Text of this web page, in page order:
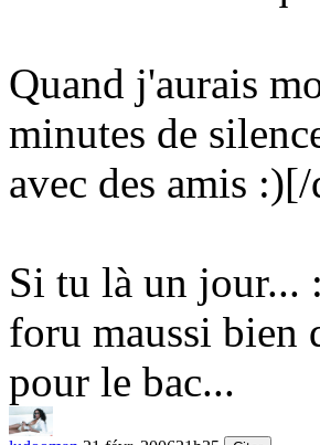
Quand j'aurais
minutes de
avec des amis :)[/
Si tu là un jour...
foru maussi bien
pour le bac...